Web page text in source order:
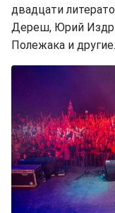
двадцати
Дереш, Юрий
Полежака и другие.